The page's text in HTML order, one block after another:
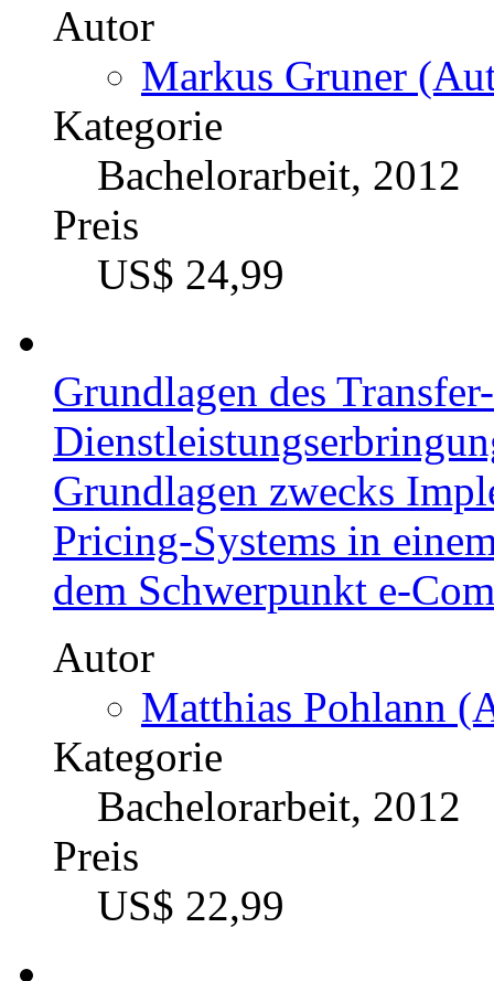
Autor
Markus Gruner
Kategorie
Bachelorarbeit, 2012
Preis
US$ 24,99
Grundlagen des
Grundlagen zwecks
Pricing-Systems in
dem Schwerpunkt e-
Autor
Matthias Pohlann
Kategorie
Bachelorarbeit, 2012
Preis
US$ 22,99